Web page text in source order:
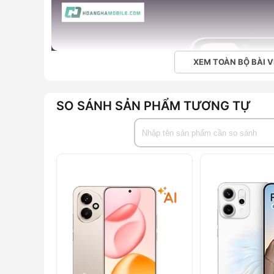
iPhone 13 có đặc điểm gì nổi bật?
XEM TOÀN BỘ BÀI
SO SÁNH SẢN PHẨM TƯƠNG TỰ